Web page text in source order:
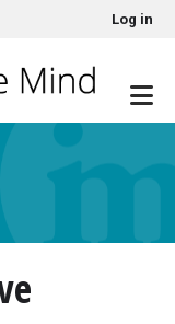
menuLog in